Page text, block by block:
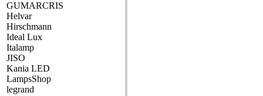
GUMARCRIS
Helvar
Hirschmann
Ideal Lux
Italamp
JISO
Kania LED
LampsShop
legrand